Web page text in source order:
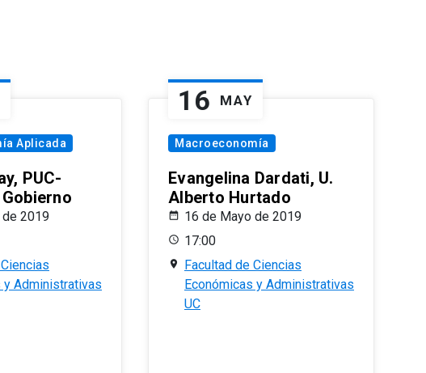
Aplicada
PUC-
2019
y Administrativas
16 MAY
Macroeconomía
Evangelina Dardati, U.
Alberto Hurtado
16 de Mayo de 2019
17:00
Facultad de Ciencias
Económicas y Administrativas
UC